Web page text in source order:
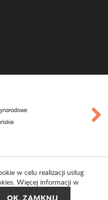
w celu realizacji usług
Więcej informacji w